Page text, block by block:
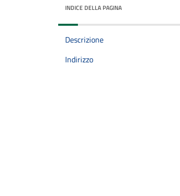
INDICE DELLA PAGINA
Descrizione
Indirizzo